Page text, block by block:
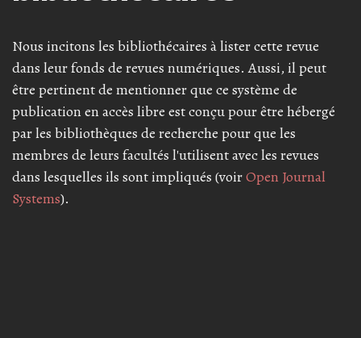
Nous incitons les bibliothécaires à lister cette revue
dans leur fonds de revues numériques. Aussi, il peut
être pertinent de mentionner que ce système de
publication en accès libre est conçu pour être hébergé
par les bibliothèques de recherche pour que les
membres de leurs facultés l'utilisent avec les revues
dans lesquelles ils sont impliqués (voirOpen Journal
Systems).